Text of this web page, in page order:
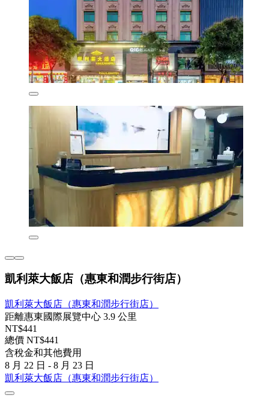
凱利萊大飯店（惠東和潤步行街店）
凱利萊大飯店（惠東和潤步行街店）
距離惠東國際展覽中心 3.9 公里
NT$441
總價 NT$441
含稅金和其他費用
8 月 22 日 - 8 月 23 日
凱利萊大飯店（惠東和潤步行街店）